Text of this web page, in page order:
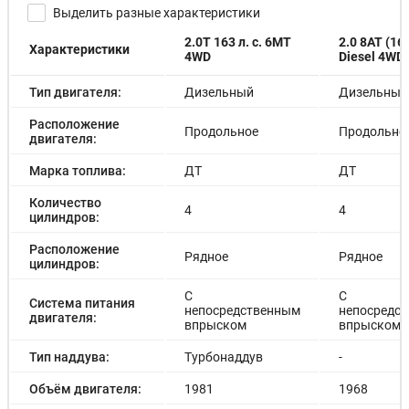
Декоративная накладка заднего борта (яркий серый) -
Электрическое складывание наружных зеркал заднего
Цвет металлик - 13000 р.
Рейлинги на крыше хромированные + декоративная
накладка на двери - 21125 р.
Выделить разные характеристики
Характеристики
2.0T 163 л. с. 6MT
4WD
2.0 8AT
Diesel 4WD
Тип двигателя: Дизельный Дизельный
Расположение
двигателя:
Продольное
Марка топлива: ДТ ДТ
Количество
цилиндров:
4 4
Расположение
цилиндров:
Рядное Рядное
Система питания
двигателя:
С
непосредственным
впрыском
С
впрыском
Тип наддува: Турбонаддув -
Объём двигателя: 1981 1968